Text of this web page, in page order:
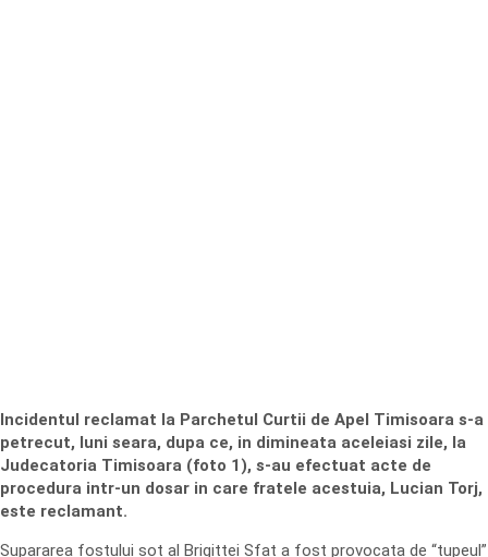
Incidentul reclamat la Parchetul Curtii de Apel Timisoara s-a
petrecut, luni seara, dupa ce, in dimineata aceleiasi zile, la
Judecatoria Timisoara (foto 1), s-au efectuat acte de
procedura intr-un dosar in care fratele acestuia, Lucian Torj,
este reclamant.
Supararea fostului sot al Brigittei Sfat a fost provocata de “tupeul”